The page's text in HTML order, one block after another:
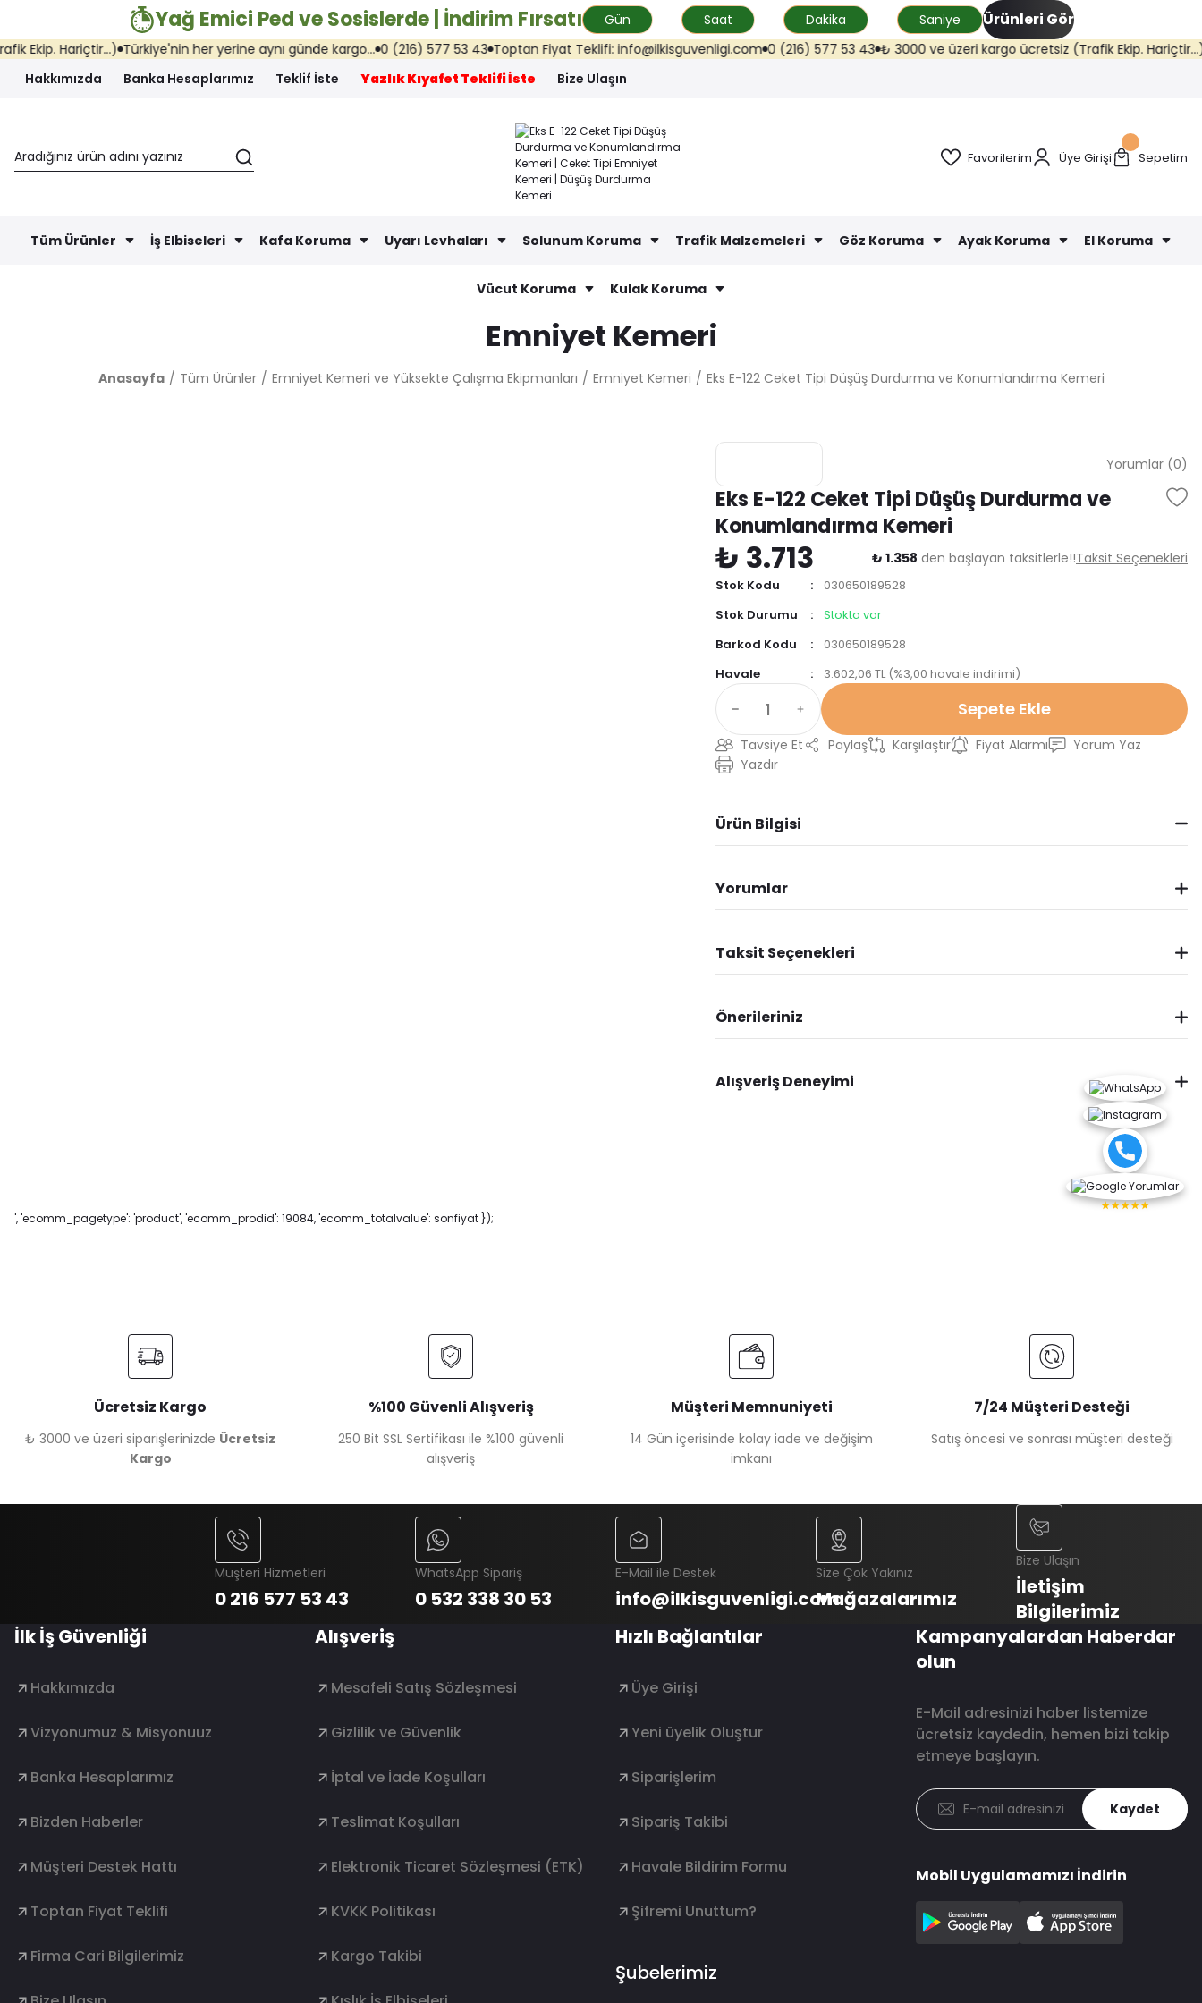
Yağ Emici Ped ve Sosislerde | İndirim Fırsatı Gün Saat Dakika Saniye Ürünleri Gör
Hariçtir...) Türkiye'nin her yerine aynı günde kargo... 0 (216) 577 53 43 Toptan Fiyat Teklifi: info@ilkisguvenligi.com 0 (216) 577 53 43 ₺ 3000 ve üzeri kargo ücretsiz (Trafik Ekip. Hariçtir...)
Hakkımızda
Banka Hesaplarımız Teklif İste Yazlık Kıyafet Teklifi İste Bize Ulaşın
Favorilerim Üye Girişi Sepetim
Tüm Ürünler İş Elbiseleri Kafa Koruma Uyarı Levhaları Solunum Koruma Trafik Malzemeleri Göz Koruma Ayak Koruma El Koruma
Vücut Koruma Kulak Koruma
Emniyet Kemeri
Anasayfa Tüm Ürünler Emniyet Kemeri ve Yüksekte Çalışma Ekipmanları Emniyet Kemeri Eks E-122 Ceket Tipi Düşüş Durdurma ve Konumlandırma Kemeri
Yorumlar (0)
Eks E-122 Ceket Tipi Düşüş Durdurma ve
Konumlandırma Kemeri
₺ 3.713 ₺ 1.358 den başlayan taksitlerle!!Taksit Seçenekleri
Stok Kodu
030650189528
Stok Durumu
Stokta var
Barkod Kodu
030650189528
Havale
3.602,06 TL (%3,00 havale indirimi)
Sepete Ekle
Tavsiye Et Paylaş Karşılaştır Fiyat Alarmı
Yorum Yaz
Yazdır
Ürün Bilgisi
Yorumlar
Taksit Seçenekleri
Önerileriniz
Alışveriş Deneyimi
', 'ecomm_pagetype': 'product', 'ecomm_prodid': 19084, 'ecomm_totalvalue': sonfiyat });
Ücretsiz Kargo
₺ 3000 ve üzeri siparişlerinizde Ücretsiz
Kargo
%100 Güvenli Alışveriş
250 Bit SSL Sertifikası ile %100 güvenli
alışveriş
Müşteri Memnuniyeti
14 Gün içerisinde kolay iade ve değişim
imkanı
7/24 Müşteri Desteği
Satış öncesi ve sonrası müşteri desteği
Müşteri Hizmetleri
0 216 577 53 43
WhatsApp Sipariş
0 532 338 30 53
E-Mail ile Destek
info@ilkisguvenligi.com
Size Çok Yakınız
Mağazalarımız
Bize Ulaşın
İletişim
Bilgilerimiz
İlk İş Güvenliği
Hakkımızda
Vizyonumuz & Misyonuuz
Banka Hesaplarımız
Bizden Haberler
Müşteri Destek Hattı
Toptan Fiyat Teklifi
Firma Cari Bilgilerimiz
Alışveriş
Mesafeli Satış Sözleşmesi
Gizlilik ve Güvenlik
İptal ve İade Koşulları
Teslimat Koşulları
Elektronik Ticaret Sözleşmesi (ETK)
KVKK Politikası
Kargo Takibi
Hızlı Bağlantılar
Üye Girişi
Yeni üyelik Oluştur
Siparişlerim
Sipariş Takibi
Havale Bildirim Formu
Şifremi Unuttum?
Şubelerimiz
★★★★★
Kampanyalardan Haberdar
olun
E-Mail adresinizi haber listemize
ücretsiz kaydedin, hemen bizi takip
etmeye başlayın.
Kaydet
Mobil Uygulamamızı İndirin